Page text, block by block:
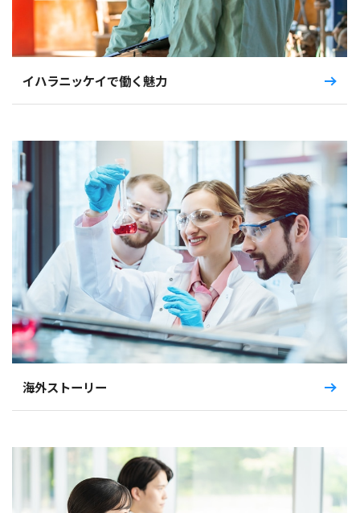
資料請求
設備リスト
お知らせ
イハラニッケイで働く魅力
海外ストーリー